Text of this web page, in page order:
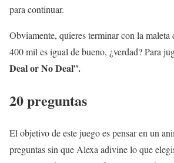
para continuar.
Obviamente, quieres terminar con la
400 mil es igual de bueno, ¿verdad? Para
Deal or No Deal”.
20 preguntas
El objetivo de este juego es pensar en un
preguntas sin que Alexa adivine lo que